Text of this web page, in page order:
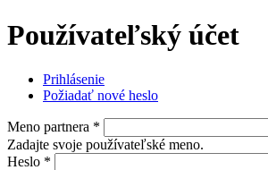
Používateľský účet
Primárne karty
Prihlásenie
Požiadať nové heslo
Meno partnera *
Zadajte svoje používateľské meno.
Heslo *